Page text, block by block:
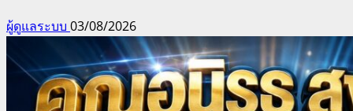
ผู้ดูแลระบบ 03/08/2026